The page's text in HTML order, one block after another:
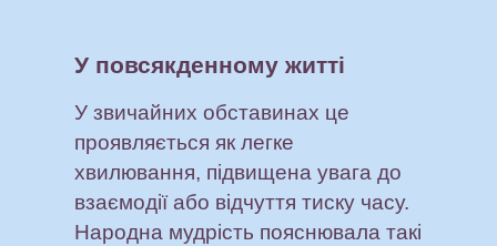
У повсякденному житті
У звичайних обставинах це
проявляється як легке
хвилювання, підвищена увага до
взаємодії або відчуття тиску часу.
Народна мудрість пояснювала такі